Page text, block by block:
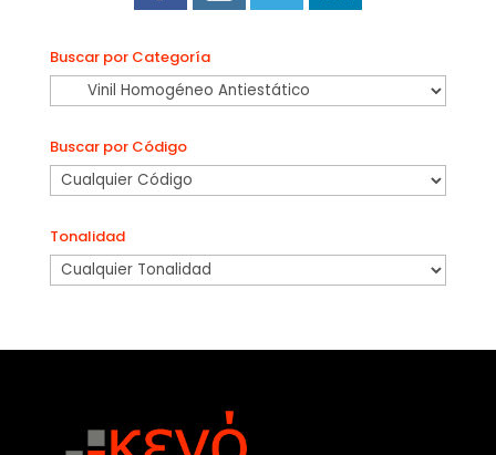
Buscar por Categoría
Buscar por Código
Tonalidad